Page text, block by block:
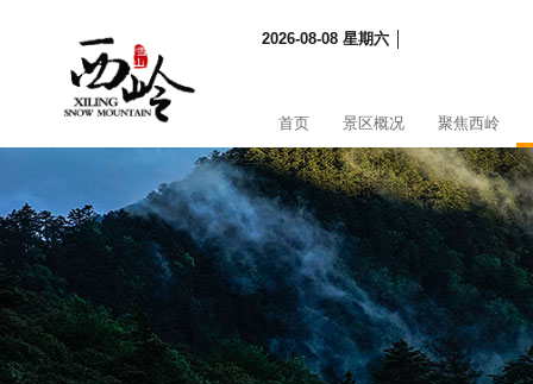
2026-08-08 星期六 │
首页 景区概况 聚焦西岭